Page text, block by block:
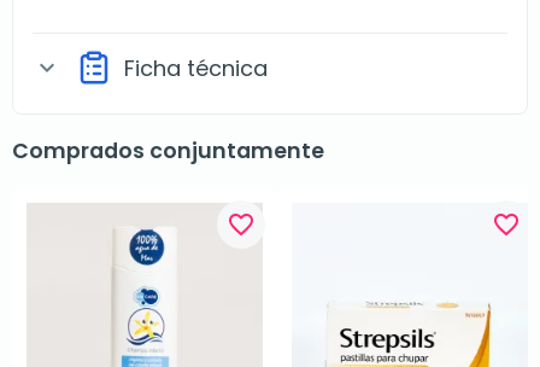
expand_more Ficha técnica
Comprados conjuntamente
favorite_border favorite_border